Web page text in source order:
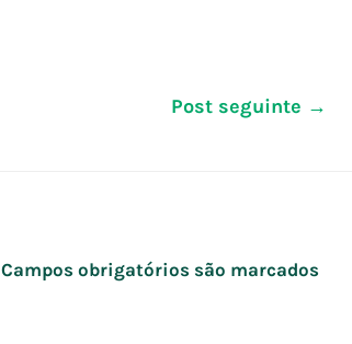
Post seguinte →
Campos obrigatórios são marcados